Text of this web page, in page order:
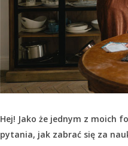
Hej! Jako że jednym z moich
pytania, jak zabrać się za